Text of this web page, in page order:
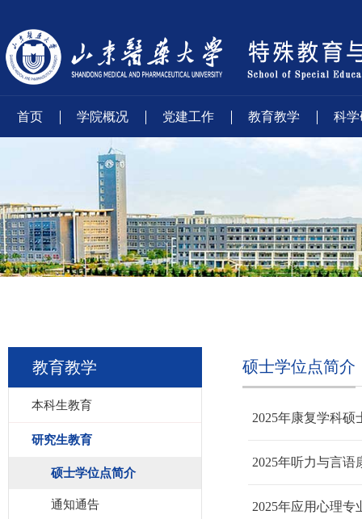
首页 学院概况 党建工作 教育教学 科
教育教学
本科生教育
研究生教育
硕士学位点简介
通知通告
硕士学位点简介
2025年康复学科硕
2025年听力与言
2025年应用心理